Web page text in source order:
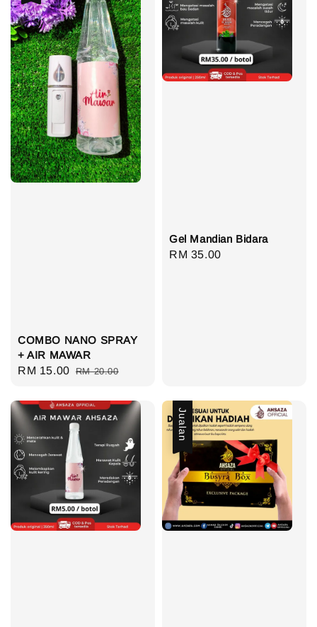
COMBO NANO SPRAY
+ AIR MAWAR
Sale
RM 15.00 Regular
RM 20.00
Gel Mandian Bidara
Regular
RM 35.00
Jualan